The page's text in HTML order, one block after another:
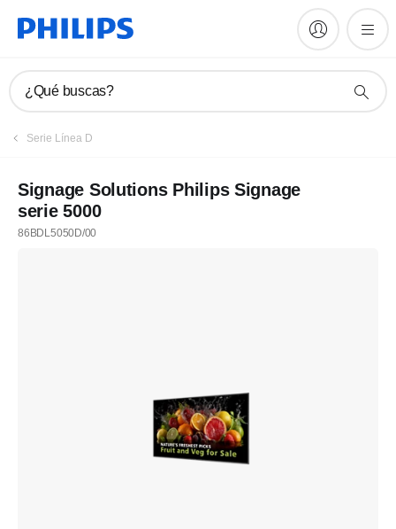
¿Qué buscas?
Serie Línea D
Signage Solutions Philips Signage
serie 5000
86BDL5050D/00